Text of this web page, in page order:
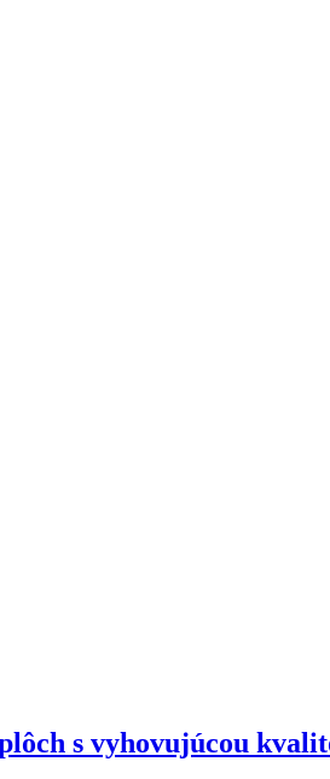
s vyhovujúcou